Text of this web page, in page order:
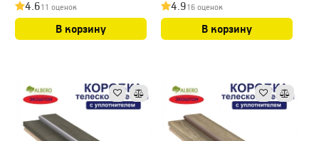
4.611 оценок
В корзину
4.916 оценок
В корзину